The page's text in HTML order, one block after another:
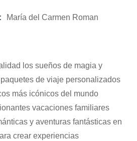
María del Carmen Roman
los sueños de magia y
de viaje personalizados
más icónicos del mundo
vacaciones familiares
y aventuras fantásticas en
crear experiencias